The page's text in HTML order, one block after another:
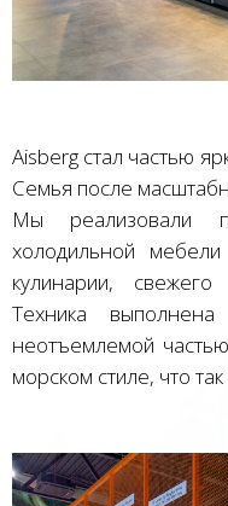
Aisberg стал частью
Семья после
Мы реализовали
холодильной
кулинарии,
Техника
неотъемлемой
морском стиле, что